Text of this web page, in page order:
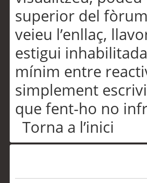
superior del
veieu l’enllaç,
estigui
mínim entre
simplement
que fent-ho no
Torna a l’inici